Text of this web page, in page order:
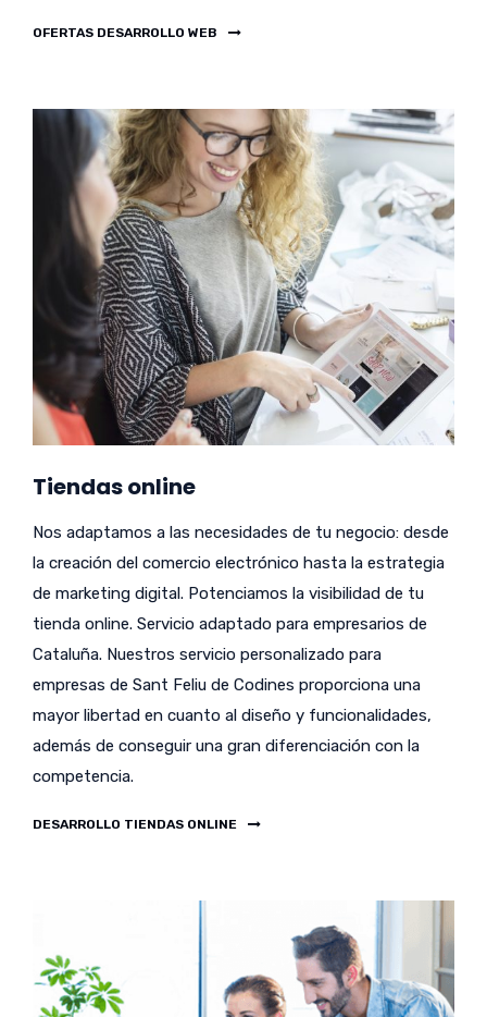
OFERTAS DESARROLLO WEB
Tiendas online
Nos adaptamos a las necesidades de tu negocio: desde
la creación del comercio electrónico hasta la estrategia
de marketing digital. Potenciamos la visibilidad de tu
tienda online. Servicio adaptado para empresarios de
Cataluña. Nuestros servicio personalizado para
empresas de Sant Feliu de Codines proporciona una
mayor libertad en cuanto al diseño y funcionalidades,
además de conseguir una gran diferenciación con la
competencia.
DESARROLLO TIENDAS ONLINE